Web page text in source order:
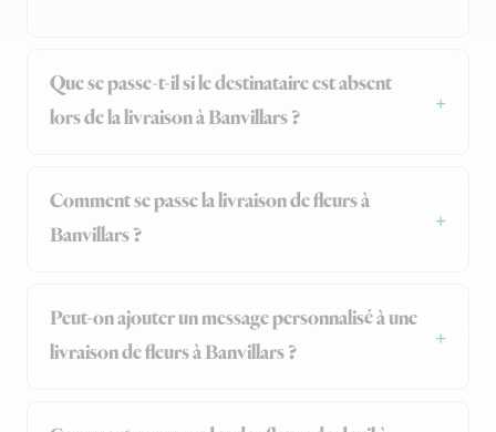
Que se passe-t-il si le destinataire est absent
lors de la livraison à Banvillars ?
Comment se passe la livraison de fleurs à
Banvillars ?
Peut-on ajouter un message personnalisé à une
livraison de fleurs à Banvillars ?